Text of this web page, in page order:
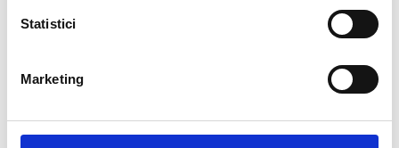
Statistici
Marketing